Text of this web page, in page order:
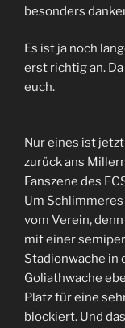
besonders
Es ist ja noch
erst richtig an.
euch.
Nur eines ist
zurück ans
Fanszene des
Um
vom Verein,
mit einer
Stadionwache in
Goliathwache
Platz für eine
blockiert. Und